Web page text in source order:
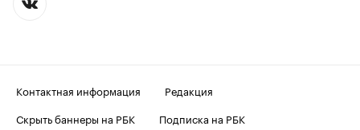
Контактная информация
Редакция
Скрыть баннеры на РБК
Подписка на РБК